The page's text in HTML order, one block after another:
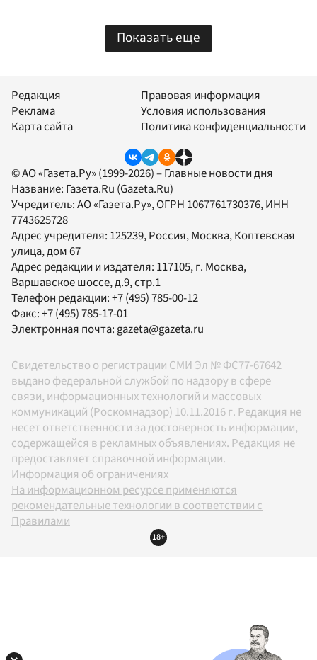
Показать еще
Редакция
Реклама
Карта сайта
Правовая информация
Условия использования
Политика конфиденциальности
© АО «Газета.Ру» (1999-2026) – Главные новости дня
Название: Газета.Ru (Gazeta.Ru)
Учредитель:АО «Газета.Ру», ОГРН 1067761730376, ИНН
7743625728
Адрес учредителя: 125239, Россия, Москва, Коптевская
улица, дом 67
Адрес редакции и издателя: 117105, г. Москва,
Варшавское шоссе, д.9, стр.1
Телефон редакции:+7 (495) 785-00-12
Факс:+7 (495) 785-17-01
Электронная почта:gazeta@gazeta.ru
Свидетельство о регистрации СМИ Эл № ФС77-67642
выдано федеральной службой по надзору в сфере
связи, информационных технологий и массовых
коммуникаций (Роскомнадзор) 10.11.2016 г. Редакция не
несет ответственности за достоверность информации,
содержащейся в рекламных объявлениях. Редакция не
предоставляет справочной информации.
Информация об ограничениях
На информационном ресурсе применяются
рекомендательные технологии в соответствии с
Правилами
18+